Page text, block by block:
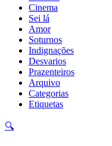
Cinema
Sei lá
Amor
Soturnos
Indignações
Desvarios
Prazenteiros
Arquivo
Categorias
Etiquetas
🔍